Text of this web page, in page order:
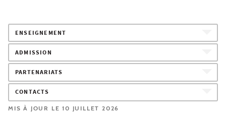
ENSEIGNEMENT
ADMISSION
PARTENARIATS
CONTACTS
MIS À JOUR LE 10 JUILLET 2026